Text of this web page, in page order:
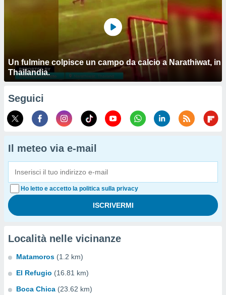
Un fulmine colpisce un campo da calcio a Narathiwat, in
Thailandia.
Seguici
Il meteo via e-mail
Ho letto e accetto la politica sulla privacy
Località nelle vicinanze
Matamoros (1.2 km)
El Refugio (16.81 km)
Boca Chica (23.62 km)